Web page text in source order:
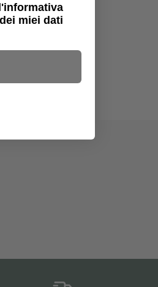
miei dati